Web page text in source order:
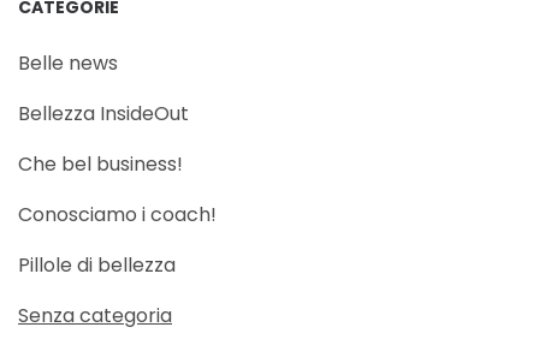
CATEGORIE
Belle news
Bellezza InsideOut
Che bel business!
Conosciamo i coach!
Pillole di bellezza
Senza categoria